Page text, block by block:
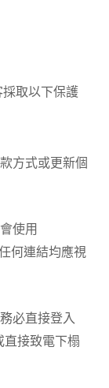
取以下保護
方式或更新個
使用
何連結均應視
必直接登入
接致電下榻